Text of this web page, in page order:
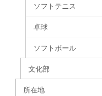
ソフトテニス
卓球
ソフトボール
文化部
所在地